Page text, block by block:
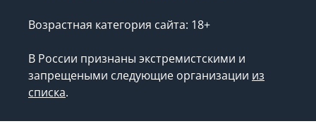
Возрастная категория сайта: 18+
В России признаны экстремистскими и
запрещеными следующие организации из
списка.
Запрещено для детей.